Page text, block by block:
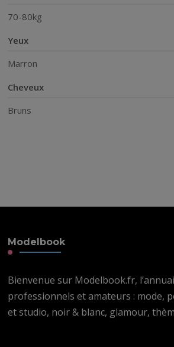
70-80kg
Yeux
Marron
Cheveux
Bruns
Modelbook
Bienvenue sur Modelbook.fr,
professionnels et amateurs : mode,
et studio, noir & blanc, glamour,